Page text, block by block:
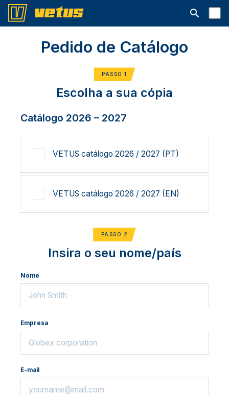
Abrir
Pedido de Catálogo
PASSO 1
Escolha a sua cópia
Catálogo 2026 – 2027
VETUS catálogo 2026 / 2027 (PT)
VETUS catálogo 2026 / 2027 (EN)
PASSO 2
Insira o seu nome/país
Nome
Empresa
E-mail